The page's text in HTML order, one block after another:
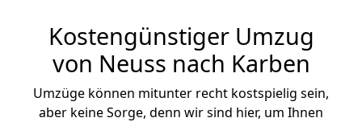
Kostengünstiger Umzug
von Neuss nach Karben
Umzüge können mitunter recht kostspielig sein,
aber keine Sorge, denn wir sind hier, um Ihnen